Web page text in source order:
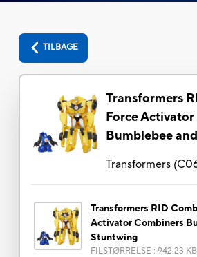
TILBAGE
Transformers
Force
Bumblebee
Transformers(
Transformers RID
Activator Combiners
Stuntwing
FILSTØRRELSE : 942.23 KB